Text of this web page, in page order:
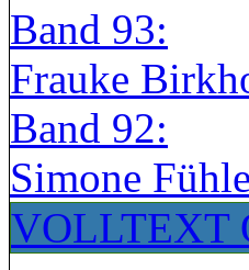
Band 93:
Frauke
Band 92:
Simone
VOLLTEXT